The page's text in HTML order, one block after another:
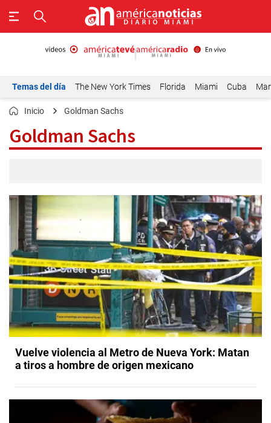
Temas del día The New York Times Florida Miami Cuba
Inicio Goldman Sachs
Goldman Sachs
Vuelve violencia al Metro de Nueva York: Matan
a tiros a hombre de origen mexicano